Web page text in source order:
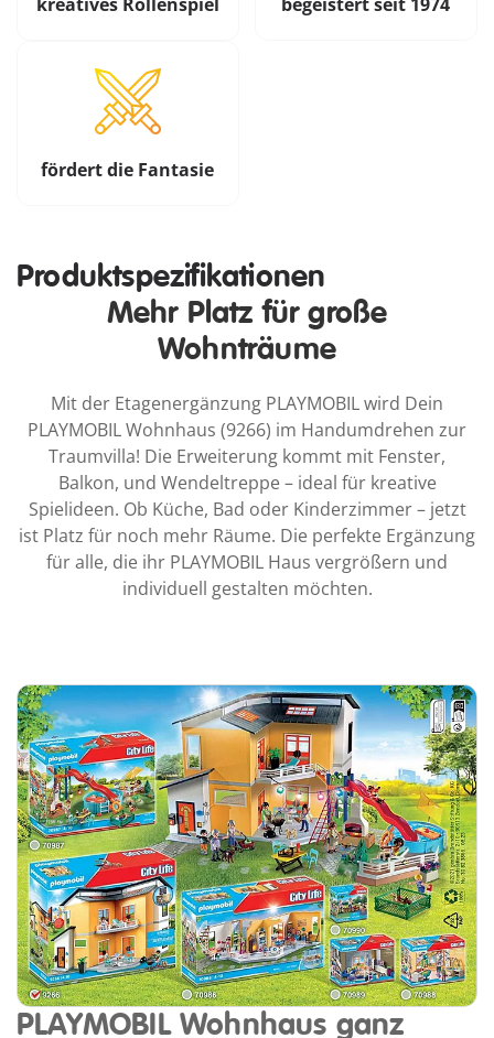
fördert die Fantasie
Produktspezifikationen
Mehr Platz für große
Wohnträume
Mit der Etagenergänzung PLAYMOBIL wird Dein
PLAYMOBIL Wohnhaus (9266) im Handumdrehen zur
Traumvilla! Die Erweiterung kommt mit Fenster,
Balkon, und Wendeltreppe – ideal für kreative
Spielideen. Ob Küche, Bad oder Kinderzimmer – jetzt
ist Platz für noch mehr Räume. Die perfekte Ergänzung
für alle, die ihr PLAYMOBIL Haus vergrößern und
individuell gestalten möchten.
PLAYMOBIL Wohnhaus ganz